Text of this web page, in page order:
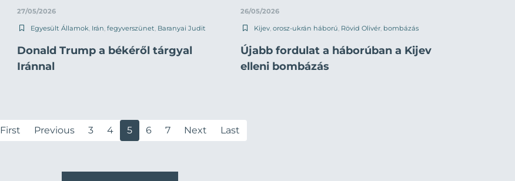
27/05/2026
Egyesült Államok Irán fegyverszünet Baranyai Judit
Donald Trump a békéről tárgyal
Iránnal
26/05/2026
Kijev orosz-ukrán háború Rövid Olivér bombázás
Újabb fordulat a háborúban a Kijev
elleni bombázás
First Previous 3 4 5 6 7 Next Last